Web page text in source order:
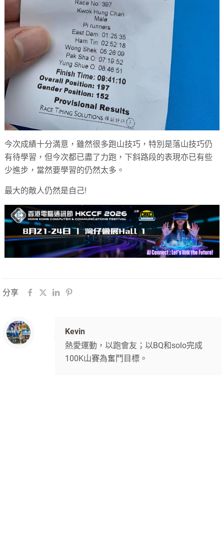
今次成績十分満意，雖然很多跑山技巧，特別是落山技巧仍
有待學習，但今次都已盡了力跑，下斜路段的表現亦已有些
少進步，當然要學習的仍然太多。
最大的敵人仍然是自己!
分享
Kevin
熱愛運動，以跑會友；以BQ和solo完成
100K山賽為奮鬥目標。